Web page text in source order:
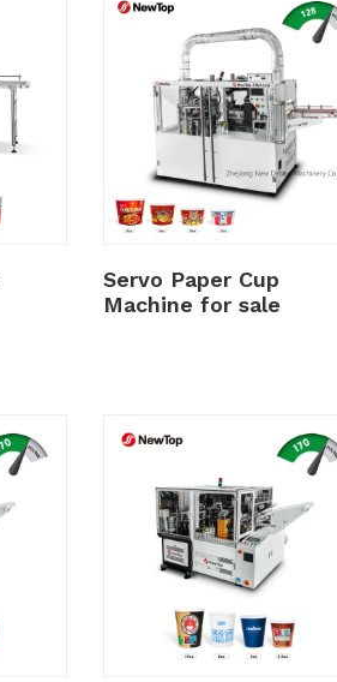
Servo Paper Cup
Machine for sale
Search